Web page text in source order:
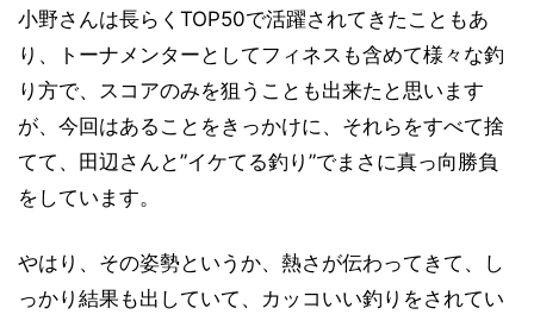
小野さんは長らくTOP50で活躍されてきたこともあ
り、トーナメンターとしてフィネスも含めて様々な釣
り方で、スコアのみを狙うことも出来たと思います
が、今回はあることをきっかけに、それらをすべて捨
てて、田辺さんと”イケてる釣り”でまさに真っ向勝負
をしています。
やはり、その姿勢というか、熱さが伝わってきて、し
っかり結果も出していて、カッコいい釣りをされてい